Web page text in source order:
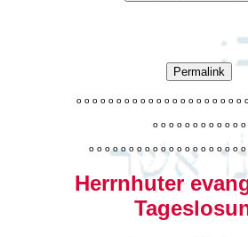
Permalink
o o o o o o o o o o o o o o o o o o o o o
o o o o o o o o o o o o
o o o o o o o o o o o o o o o o o o o o
Herrnhuter